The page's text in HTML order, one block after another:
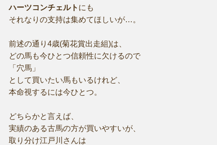
ハーツコンチェルト にも
それなりの支持は集めてほしいが…。
前述の通り4歳(菊花賞出走組)は、
どの馬も今ひとつ信頼性に欠けるので
「穴馬」
として買いたい馬もいるけれど、
本命視するには今ひとつ。
どちらかと言えば、
実績のある古馬の方が買いやすいが、
取り分け江戸川さんは